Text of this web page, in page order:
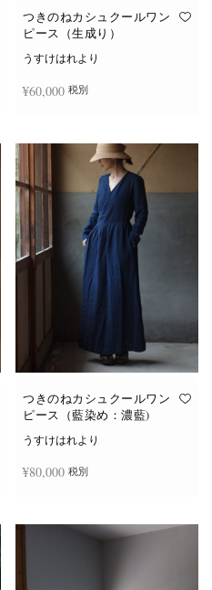
つきのねカシュクールワン
ピース（生成り）
うすけはれより
¥60,000 税別
つきのねカシュクールワン
ピース（藍染め：濃藍)
うすけはれより
¥80,000 税別